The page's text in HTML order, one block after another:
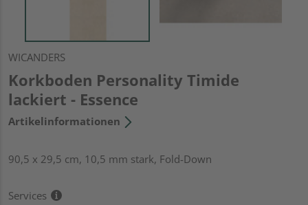
WICANDERS
Korkboden Personality Timide
lackiert - Essence
Artikelinformationen
90,5 x 29,5 cm, 10,5 mm stark, Fold-Down
Services